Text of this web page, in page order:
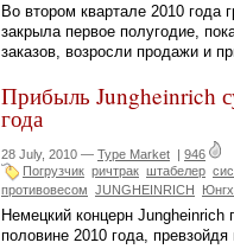
Во втором квартале 2010 года
закрыла первое полугодие,
заказов, возросли продажи и
Прибыль Jungheinrich
года
28 July, 2010 — Type Market | 946
Погрузчик ричтрак штабелер
противовесом JUNGHEINRICH
Немецкий концерн Jungheinrich
половине 2010 года,